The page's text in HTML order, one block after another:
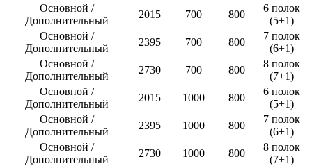
Основной /
Дополнительный
2015 700 800
6 полок
(5+1)
Основной /
Дополнительный
2395 700 800
7 полок
(6+1)
Основной /
Дополнительный
2730 700 800
8 полок
(7+1)
Основной /
Дополнительный
2015 1000 800
6 полок
(5+1)
Основной /
Дополнительный
2395 1000 800
7 полок
(6+1)
Основной /
Дополнительный
2730 1000 800
8 полок
(7+1)